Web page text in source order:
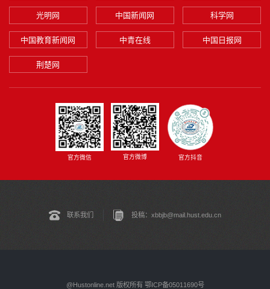
光明网 中国新闻网 科学网
中国教育新闻网 中青在线 中国日报网
荆楚网
官方微信 官方微博 官方抖音
联系我们 投稿：xbbjb@mail.hust.edu.cn
@Hustonline.net 版权所有 鄂ICP备05011690号